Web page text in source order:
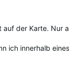
auf der Karte. Nur am
ich innerhalb eines